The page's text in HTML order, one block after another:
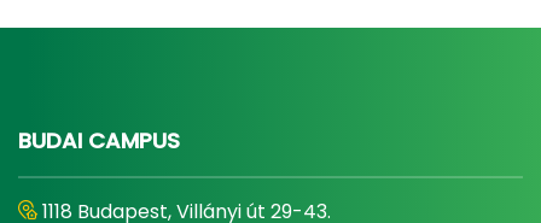
BUDAI CAMPUS
1118 Budapest, Villányi út 29-43.